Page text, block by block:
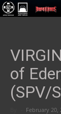
of
(SPV/
February 20,